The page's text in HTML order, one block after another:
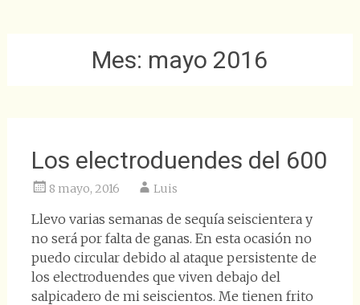
Mes: mayo 2016
Los electroduendes del 600
8 mayo, 2016 Luis
Llevo varias semanas de sequía seiscientera y
no será por falta de ganas. En esta ocasión no
puedo circular debido al ataque persistente de
los electroduendes que viven debajo del
salpicadero de mi seiscientos. Me tienen frito